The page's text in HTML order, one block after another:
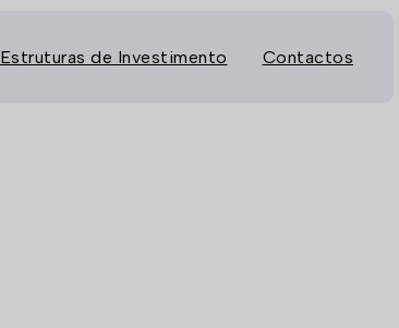
Estruturas de Investimento Contactos